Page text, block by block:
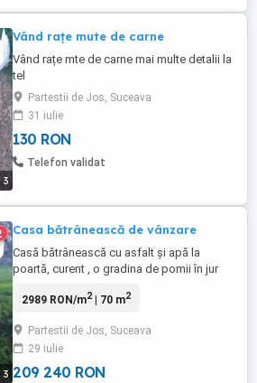
3
Vând rațe mute de carne
Vând rațe mte de carne mai multe detalii la
tel
Partestii de Jos, Suceava
31 iulie
130 RON
Telefon validat
3
Casa bătrânească de vânzare
Casă bătrânească cu asfalt și apă la
poartă, curent , o gradina de pomii în jur
pământ cele necesare pentru detalii
2989 RON/m2| 70 m2
Partestii de Jos, Suceava
29 iulie
209 240 RON